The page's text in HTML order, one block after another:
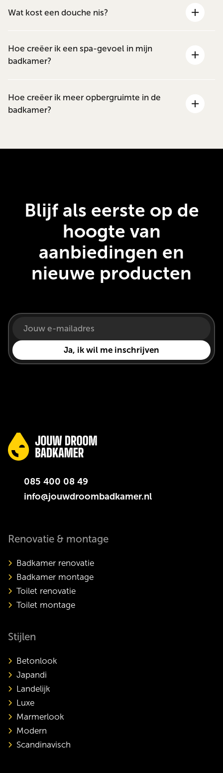
Wat kost een douche nis?
Hoe creëer ik een spa-gevoel in mijn
badkamer?
Hoe creëer ik meer opbergruimte in de
badkamer?
Blijf als eerste op de
hoogte van
aanbiedingen en
nieuwe producten
085 400 08 49
info@jouwdroombadkamer.nl
Renovatie & montage
Badkamer renovatie
Badkamer montage
Toilet renovatie
Toilet montage
Stijlen
Betonlook
Japandi
Landelijk
Luxe
Marmerlook
Modern
Scandinavisch